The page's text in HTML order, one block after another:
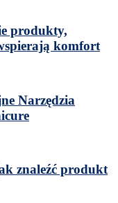
produkty,
komfort
Narzędzia
znaleźć produkt